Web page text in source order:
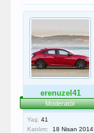
erenuzel41
Moderatör
Yaş: 41
Katılım:
18 Nisan 2014